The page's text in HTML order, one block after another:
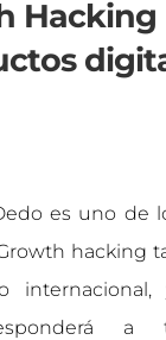
Hacking
es uno de
hacking
a